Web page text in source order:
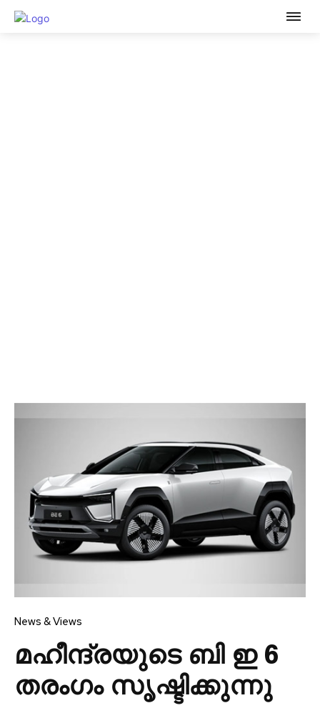
News & Views
മഹീന്ദ്രയുടെ ബി ഇ 6
തരംഗം സൃഷ്ടിക്കുന്നു